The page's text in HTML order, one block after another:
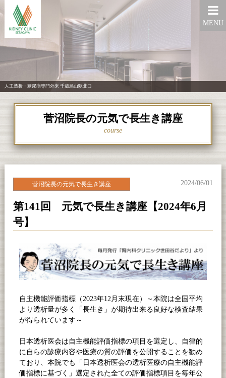
人工透析・糖尿病専門外来 千歳烏山駅北口
MENU
菅沼院長の元気で長生き講座
course
第141回 元気で長生き講座【2024年6月
号】
菅沼院長の元気で長生き講座 2024/06/01
自主機能評価指標（2023年12月末現在）～本院は全国平均
より透析量が多く「長生き」が期待出来る良好な検査結果
が得られています～
日本透析医会は自主機能評価指標の項目を選定し、自律的
に自らの診療内容や医療の質の評価を公開することを勧め
ており、本院でも「日本透析医会の透析医療の自主機能評
価指標に基づく」選定された全ての評価指標項目を毎年公